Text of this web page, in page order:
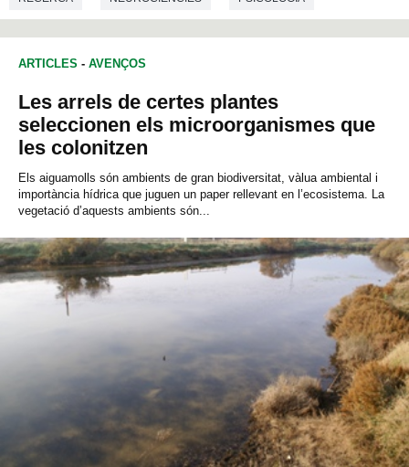
ARTICLES - AVENÇOS
Les arrels de certes plantes
seleccionen els microorganismes que
les colonitzen
Els aiguamolls són ambients de gran biodiversitat, vàlua ambiental i
importància hídrica que juguen un paper rellevant en l’ecosistema. La
vegetació d’aquests ambients són...